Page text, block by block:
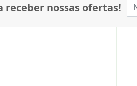
receber nossas ofertas!